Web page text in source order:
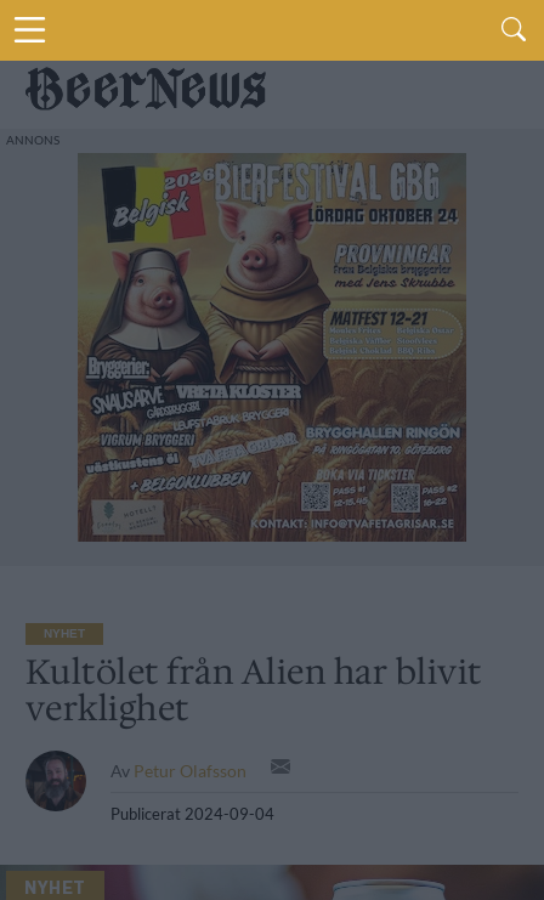
NYHET
Kultölet från Alien har blivit
verklighet
Av Petur Olafsson
Publicerat 2024-09-04
NYHET